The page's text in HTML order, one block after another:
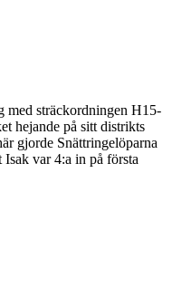
med sträckordningen H15-
hejande på sitt distrikts
gjorde Snättringelöparna
Isak var 4:a in på första